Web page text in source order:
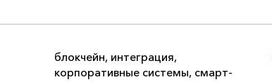
блокчейн, интеграция,
корпоративные системы, смарт-